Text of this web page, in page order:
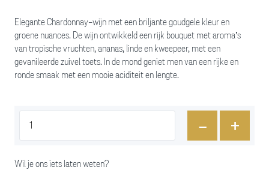
Elegante Chardonnay-wijn met een briljante goudgele kleur en
groene nuances. De wijn ontwikkeld een rijk bouquet met aroma’s
van tropische vruchten, ananas, linde en kweepeer, met een
gevanileerde zuivel toets. In de mond geniet men van een rijke en
ronde smaak met een mooie aciditeit en lengte.
- +
Wil je ons iets laten weten?